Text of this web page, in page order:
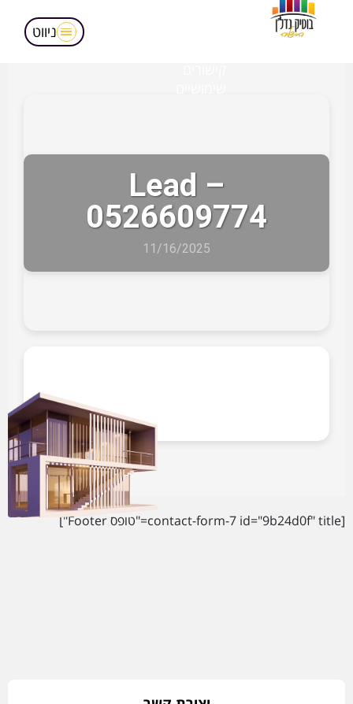
ניווט
Lead –
0526609774
11/16/2025
[contact-form-7 id="9b24d0f" title="טופס Footer"]